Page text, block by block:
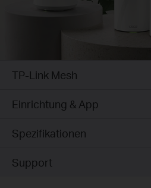
TP-Link Mesh
Einrichtung & App
Spezifikationen
Support